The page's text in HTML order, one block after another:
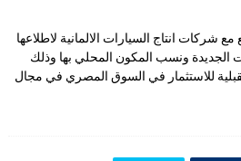
شركات انتاج السيارات الالمانية لاطلاعها
الجديدة ونسب المكون المحلي بها وذلك
للاستثمار في السوق المصري في مجال